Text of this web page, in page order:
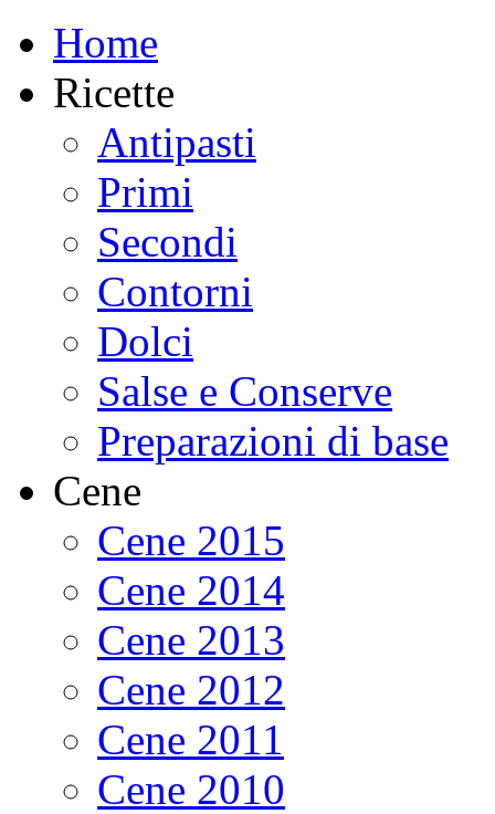
Home
Ricette
Antipasti
Primi
Secondi
Contorni
Dolci
Salse e Conserve
Preparazioni di base
Cene
Cene 2015
Cene 2014
Cene 2013
Cene 2012
Cene 2011
Cene 2010